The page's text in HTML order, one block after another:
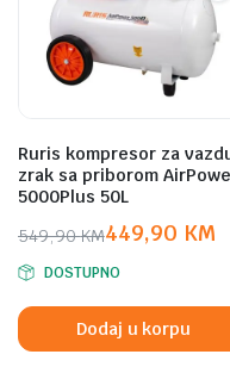
Ruris kompresor za
zrak sa priborom
5000Plus 50L
549,90KM
Original
price
was:
549,90 KM.
449,90 KM
Current
price
is:
449,90 KM.
DOSTUPNO
Dodaj u korpu